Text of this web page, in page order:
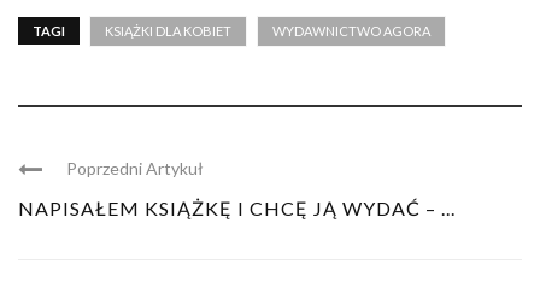
TAGI KSIĄŻKI DLA KOBIET WYDAWNICTWO AGORA
Poprzedni Artykuł
NAPISAŁEM KSIĄŻKĘ I CHCĘ JĄ WYDAĆ – ...